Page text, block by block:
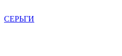
СЕРЬГИ